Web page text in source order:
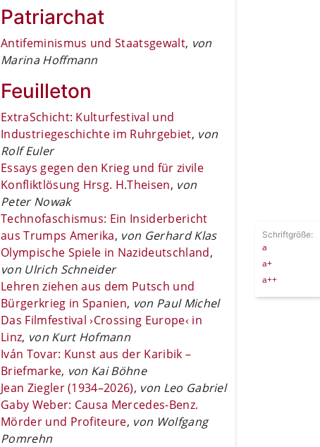
Patriarchat
Antifeminismus und Staatsgewalt, von
Marina Hoffmann
Feuilleton
ExtraSchicht: Kulturfestival und
Industriegeschichte im Ruhrgebiet, von
Rolf Euler
Essays gegen den Krieg und für zivile
Konfliktlösung Hrsg. H.Theisen, von
Peter Nowak
Technofaschismus: Ein Insiderbericht
aus Trumps Amerika, von Gerhard Klas
Olympische Spiele in Nazideutschland,
von Ulrich Schneider
Lehren ziehen aus dem Putsch und
Bürgerkrieg in Spanien, von Paul Michel
Das Filmfestival ›Crossing Europe‹ in
Linz, von Kurt Hofmann
Iván Tovar: Kunst aus der Karibik –
Briefmarke, von Kai Böhne
Jean Ziegler (1934–2026), von Leo Gabriel
Gaby Weber: Causa Mercedes-Benz.
Mörder und Profiteure, von Wolfgang
Pomrehn
Schriftgröße:
a
a+
a++